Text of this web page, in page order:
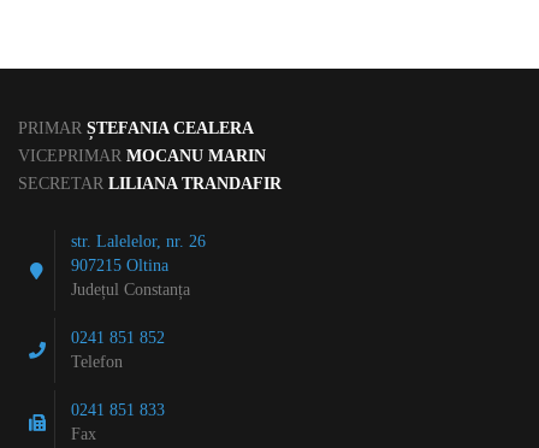
PRIMAR ȘTEFANIA CEALERA
VICEPRIMAR MOCANU MARIN
SECRETAR LILIANA TRANDAFIR
str. Lalelelor, nr. 26
907215 Oltina
Județul Constanța
0241 851 852
Telefon
0241 851 833
Fax